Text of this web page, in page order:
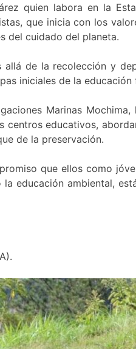
quien labora en la
que inicia con los
del cuidado del planeta.
de la recolección y
iniciales de la
Marinas
centros educativos,
de la preservación.
que ellos como
educación ambiental,